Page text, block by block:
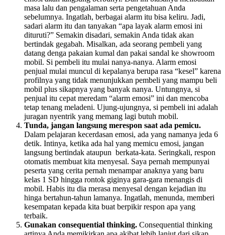
masa lalu dan pengalaman serta pengetahuan Anda
sebelumnya. Ingatlah, berbagai alarm itu bisa keliru. Jadi,
sadari alarm itu dan tanyakan “apa layak alarm emosi ini
dituruti?” Semakin disadari, semakin Anda tidak akan
bertindak gegabah. Misalkan, ada seorang pembeli yang
datang denga pakaian kumal dan pakai sandal ke showroom
mobil. Si pembeli itu mulai nanya-nanya. Alarm emosi
penjual mulai muncul di kepalanya berupa rasa “kesel” karena
profilnya yang tidak menunjukkan pembeli yang mampu beli
mobil plus sikapnya yang banyak nanya. Untungnya, si
penjual itu cepat meredam “alarm emosi” ini dan mencoba
tetap tenang meladeni. Ujung-ujungnya, si pembeli ini adalah
juragan nyentrik yang memang lagi butuh mobil.
Tunda, jangan langsung merespon saat ada pemicu.
Dalam pelajaran kecerdasan emosi, ada yang namanya jeda 6
detik. Intinya, ketika ada hal yang memicu emosi, jangan
langsung bertindak ataupun berkata-kata. Seringkali, respon
otomatis membuat kita menyesal. Saya pernah mempunyai
peserta yang cerita pernah menampar anaknya yang baru
kelas 1 SD hingga rontok giginya gara-gara menangis di
mobil. Habis itu dia merasa menyesal dengan kejadian itu
hinga bertahun-tahun lamanya. Ingatlah, menunda, memberi
kesempatan kepada kita buat berpikir respon apa yang
terbaik.
Gunakan consequential thinking. Consequential thinking